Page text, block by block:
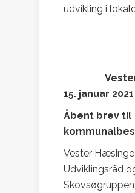
udvikling i
Vester
15. januar 2021
Åbent brev til
Vester
Udviklingsråd
Skovsøgruppen